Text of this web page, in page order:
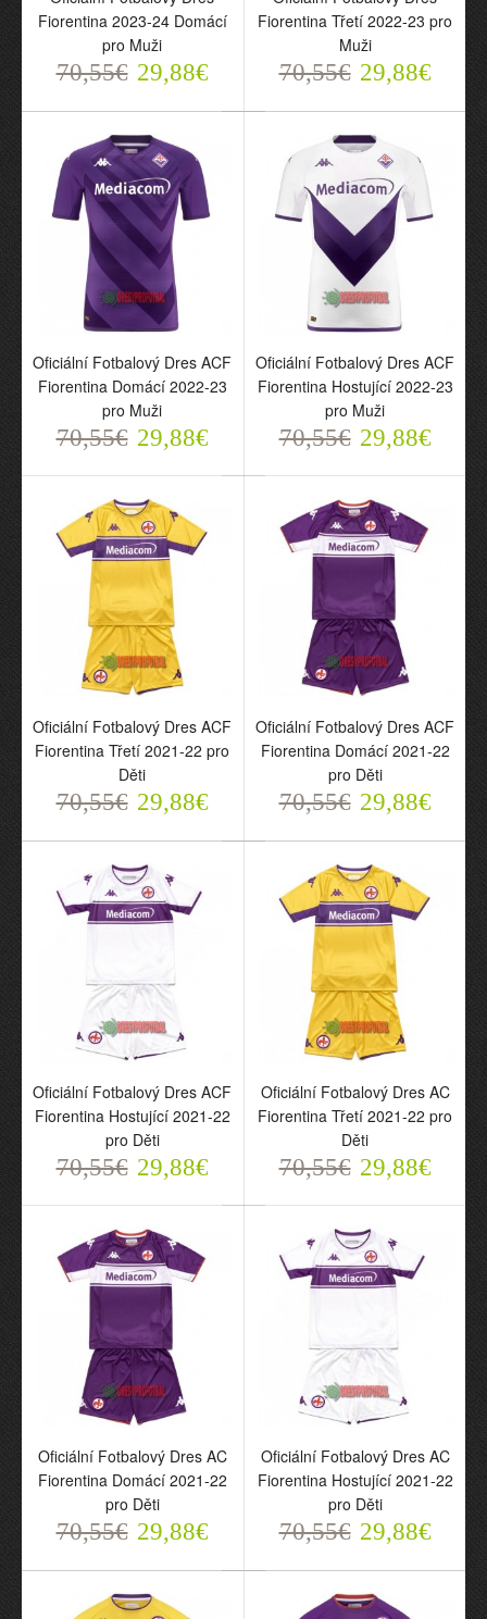
Oficiální Fotbalový Dres
Fiorentina 2023-24
Domácí pro Muži
70,55€ 29,88€
Oficiální Fotbalový Dres
Fiorentina Třetí 2022-23
pro Muži
70,55€ 29,88€
Oficiální Fotbalový Dres
ACF Fiorentina Domácí
2022-23 pro Muži
70,55€
Oficiální Fotbalový Dres
ACF Fiorentina Hostující
2022-23 pro Muži
70,55€
Oficiální Fotbalový Dres
ACF Fiorentina Třetí
2021-22 pro Děti
70,55€
Oficiální Fotbalový Dres
ACF Fiorentina Domácí
2021-22 pro Děti
70,55€ 29,88€
Oficiální Fotbalový Dres
ACF Fiorentina Hostující
2021-22 pro Děti
70,55€ 29,88€
Oficiální Fotbalový Dres
AC Fiorentina Třetí 2021-
22 pro Děti
70,55€ 29,88€
Fiorentina 2023-24 Domácí
pro Muži
70,55€ 29,88€
Fiorentina Třetí 2022-23 pro
Muži
70,55€ 29,88€
Oficiální Fotbalový Dres ACF
Fiorentina Domácí 2022-23
pro Muži
70,55€ 29,88€
Oficiální Fotbalový Dres ACF
Fiorentina Hostující 2022-23
pro Muži
70,55€ 29,88€
Oficiální Fotbalový Dres ACF
Fiorentina Třetí 2021-22 pro
Děti
70,55€ 29,88€
Oficiální Fotbalový Dres ACF
Fiorentina Domácí 2021-22
pro Děti
70,55€ 29,88€
Oficiální Fotbalový Dres ACF
Fiorentina Hostující 2021-22
pro Děti
70,55€ 29,88€
Oficiální Fotbalový Dres AC
Fiorentina Třetí 2021-22 pro
Děti
70,55€ 29,88€
Oficiální Fotbalový Dres AC
Fiorentina Domácí 2021-22
pro Děti
70,55€ 29,88€
Oficiální Fotbalový Dres AC
Fiorentina Hostující 2021-22
pro Děti
70,55€ 29,88€